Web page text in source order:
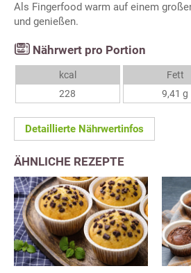
Als Fingerfood warm auf einem
und genießen.
Nährwert pro Portion
kcal
228
Fett
9,41 g
Detaillierte Nährwertinfos
ÄHNLICHE REZEPTE